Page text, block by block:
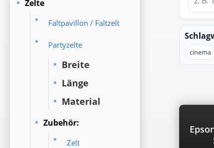
Zelte
Faltpavillon / Faltzelt
Partyzelte
Breite
Länge
Material
Zubehör:
Zelt
cinema